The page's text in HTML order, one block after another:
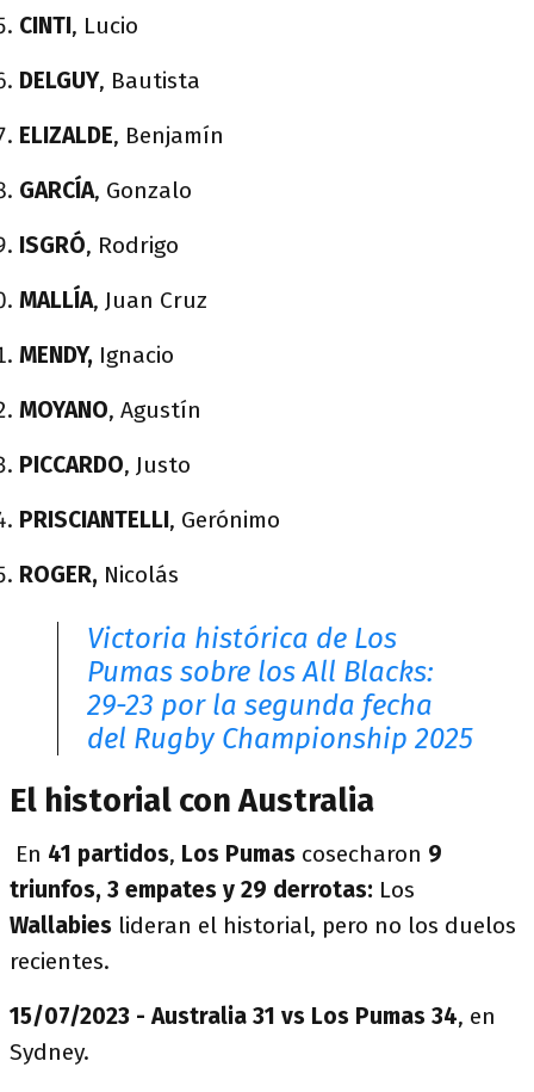
CINTI, Lucio
DELGUY, Bautista
ELIZALDE, Benjamín
GARCÍA, Gonzalo
ISGRÓ, Rodrigo
MALLÍA, Juan Cruz
MENDY, Ignacio
MOYANO, Agustín
PICCARDO, Justo
PRISCIANTELLI, Gerónimo
ROGER, Nicolás
Victoria histórica de Los
Pumas sobre los All Blacks:
29-23 por la segunda fecha
del Rugby Championship 2025
El historial con Australia
En 41 partidos, Los Pumas cosecharon 9
triunfos, 3 empates y 29 derrotas: Los
Wallabies lideran el historial, pero no los duelos
recientes.
15/07/2023 - Australia 31 vs Los Pumas 34, en
Sydney.